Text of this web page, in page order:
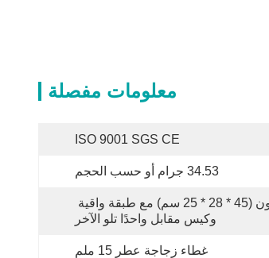
معلومات مفصلة
ISO 9001 SGS CE
34.53 جرام أو حسب الحجم
وكيس مقابل واحدًا تلو الآخر
غطاء زجاجة عطر 15 ملم